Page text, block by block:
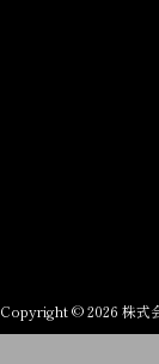
Copyright © 2026 株式